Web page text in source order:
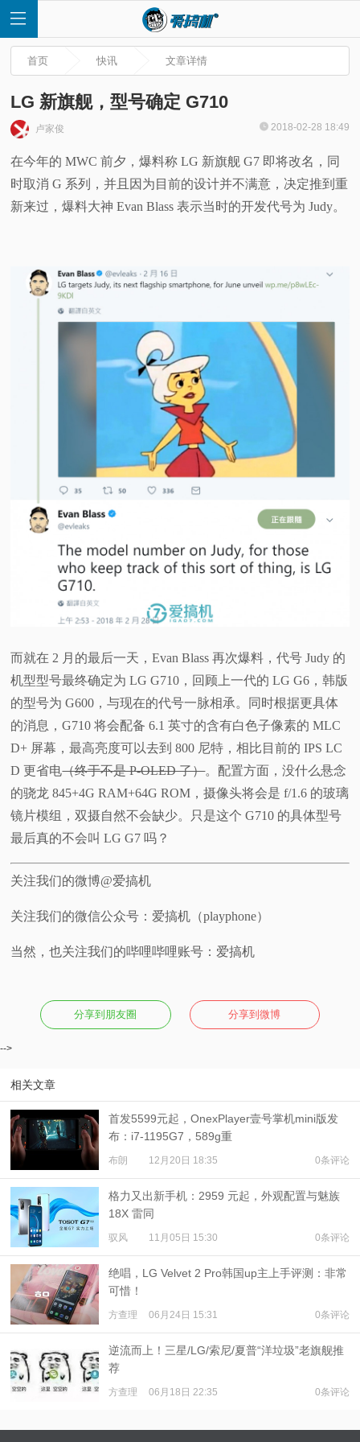
页
题
首页 快讯 文章详情
LG 新旗舰，型号确定 G710
卢家俊 2018-02-28 18:49
在今年的 MWC 前夕，爆料称 LG 新旗舰 G7 即将改名，同
时取消 G 系列，并且因为目前的设计并不满意，决定推到重
新来过，爆料大神 Evan Blass 表示当时的开发代号为 Judy。
而就在 2 月的最后一天，Evan Blass 再次爆料，代号 Judy 的
机型型号最终确定为 LG G710，回顾上一代的 LG G6，韩版
的型号为 G600，与现在的代号一脉相承。同时根据更具体
的消息，G710 将会配备 6.1 英寸的含有白色子像素的 MLC
D+ 屏幕，最高亮度可以去到 800 尼特，相比目前的 IPS LC
D 更省电（终于不是 P-OLED 了）。配置方面，没什么悬念
的骁龙 845+4G RAM+64G ROM，摄像头将会是 f/1.6 的玻璃
镜片模组，双摄自然不会缺少。只是这个 G710 的具体型号
最后真的不会叫 LG G7 吗？
关注我们的微博@爱搞机
关注我们的微信公众号：爱搞机（playphone）
当然，也关注我们的哔哩哔哩账号：爱搞机
分享到朋友圈 分享到微博
-->
相关文章
首发5599元起，OnexPlayer壹号掌机mini版发
布：i7-1195G7，589g重
布朗 12月20日 18:35 0条评论
格力又出新手机：2959 元起，外观配置与魅族
18X 雷同
驭风 11月05日 15:30 0条评论
绝唱，LG Velvet 2 Pro韩国up主上手评测：非常
可惜！
方查理 06月24日 15:31 0条评论
逆流而上！三星/LG/索尼/夏普“洋垃圾”老旗舰推
荐
方查理 06月18日 22:35 0条评论